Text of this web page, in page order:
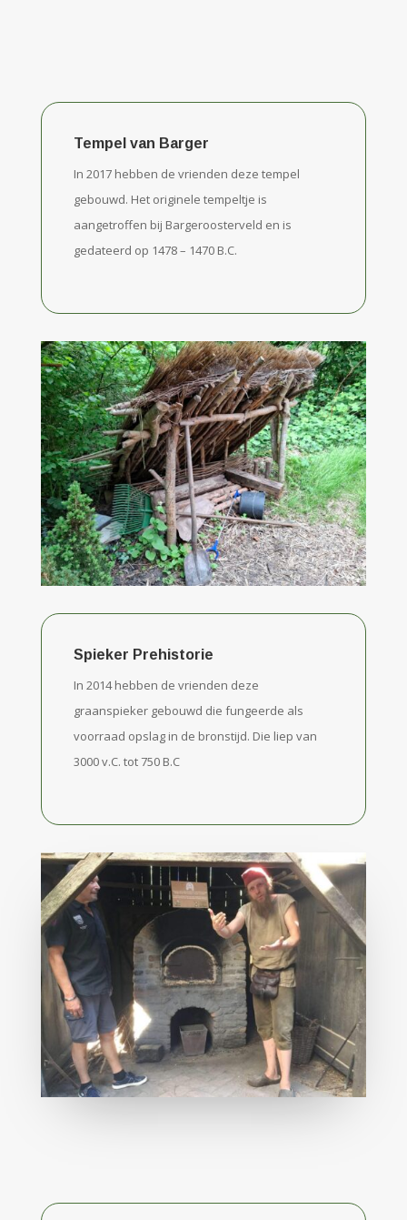
Tempel van Barger
In 2017 hebben de vrienden deze tempel
gebouwd. Het originele tempeltje is
aangetroffen bij Bargeroosterveld en is
gedateerd op 1478 – 1470 B.C.
Spieker Prehistorie
In 2014 hebben de vrienden deze
graanspieker gebouwd die fungeerde als
voorraad opslag in de bronstijd. Die liep van
3000 v.C. tot 750 B.C